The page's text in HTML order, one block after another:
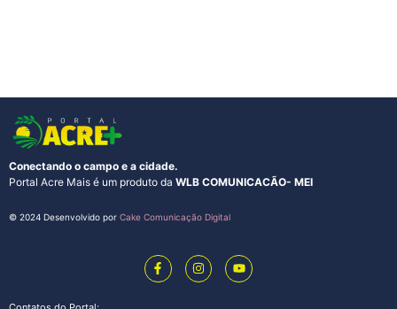
Conectando o campo e a cidade.
Portal Acre Mais é um produto da WLB COMUNICACÃO- MEI
© 2024 Desenvolvido por Cake Comunicação Digital